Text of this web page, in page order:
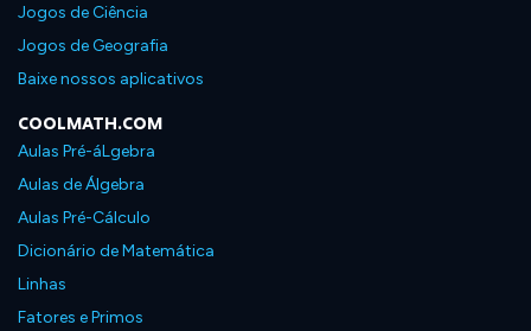
Jogos de Ciência
Jogos de Geografia
Baixe nossos aplicativos
COOLMATH.COM
Aulas Pré-áLgebra
Aulas de Álgebra
Aulas Pré-Cálculo
Dicionário de Matemática
Linhas
Fatores e Primos